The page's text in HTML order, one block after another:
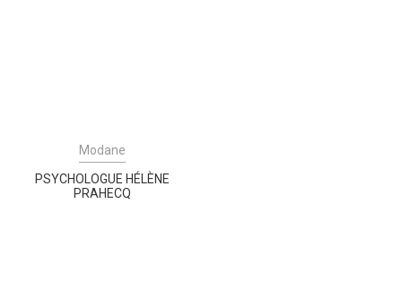
Modane
PSYCHOLOGUE HÉLÈNE
PRAHECQ